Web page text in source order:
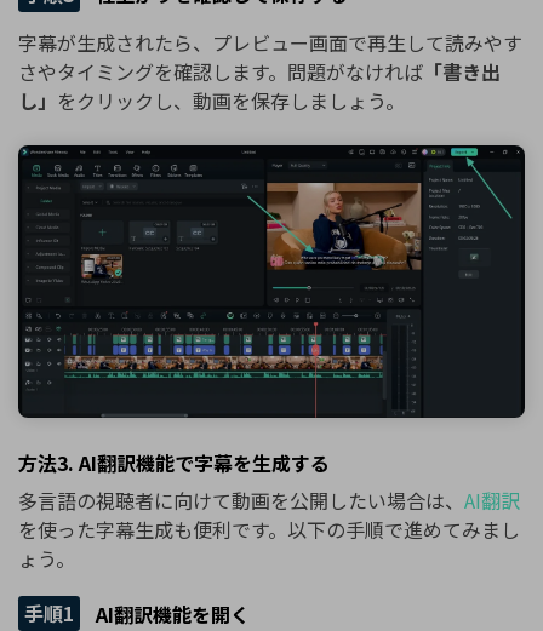
字幕が生成されたら、プレビュー画面で再生して読みやす
さやタイミングを確認します。問題がなければ 「書き出
し」 をクリックし、動画を保存しましょう。
方法3. AI翻訳機能で字幕を生成する
多言語の視聴者に向けて動画を公開したい場合は、 AI翻訳
を使った字幕生成も便利です。以下の手順で進めてみまし
ょう。
手順1
AI翻訳機能を開く